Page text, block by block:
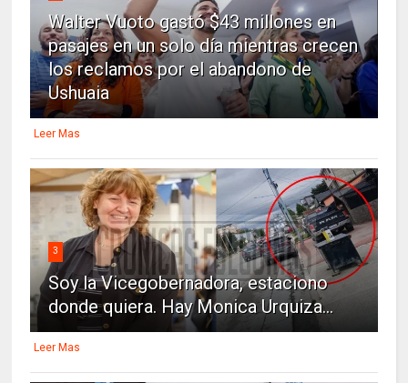
Walter Vuoto gastó $43 millones en
pasajes en un solo día mientras crecen
los reclamos por el abandono de
Ushuaia
Leer Mas
3
Soy la Vicegobernadora, estaciono
donde quiera. Hay Monica Urquiza...
Leer Mas